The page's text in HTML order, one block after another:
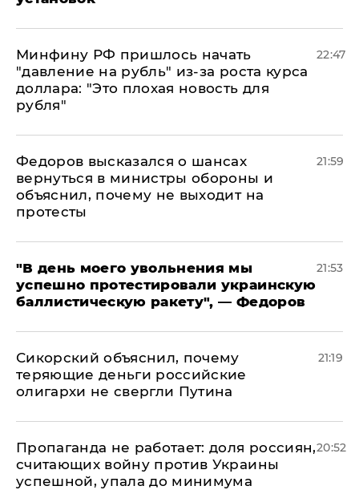
Минфину РФ пришлось начать
"давление на рубль" из-за роста курса
доллара: "Это плохая новость для
рубля"
22:47
Федоров высказался о шансах
вернуться в министры обороны и
объяснил, почему не выходит на
протесты
21:59
​"В день моего увольнения мы
успешно протестировали украинскую
баллистическую ракету", — Федоров
21:53
Сикорский объяснил, почему
теряющие деньги российские
олигархи не свергли Путина
21:19
​Пропаганда не работает: доля россиян,
считающих войну против Украины
успешной, упала до минимума
20:52